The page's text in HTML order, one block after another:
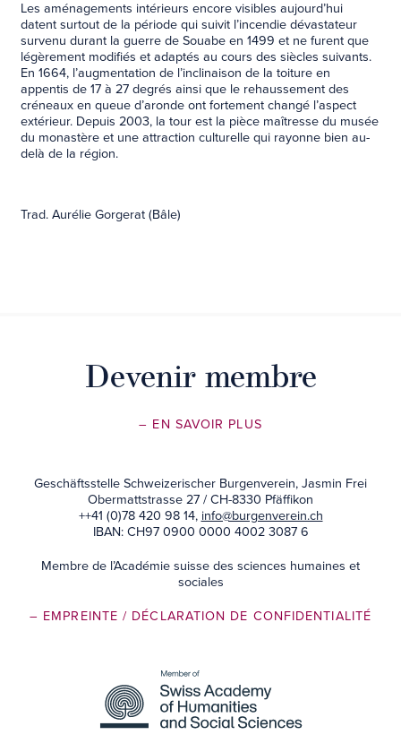
Les aménagements intérieurs encore visibles aujourd’hui
datent surtout de la période qui suivit l’incendie dévastateur
survenu durant la guerre de Souabe en 1499 et ne furent que
légèrement modifiés et adaptés au cours des siècles suivants.
En 1664, l’augmentation de l’inclinaison de la toiture en
appentis de 17 à 27 degrés ainsi que le rehaussement des
créneaux en queue d’aronde ont fortement changé l’aspect
extérieur. Depuis 2003, la tour est la pièce maîtresse du musée
du monastère et une attraction culturelle qui rayonne bien au-
delà de la région.
Trad. Aurélie Gorgerat (Bâle)
Devenir membre
– EN SAVOIR PLUS
Geschäftsstelle Schweizerischer Burgenverein, Jasmin Frei
Obermattstrasse 27 / CH-8330 Pfäffikon
++41 (0)78 420 98 14, info@burgenverein.ch
IBAN: CH97 0900 0000 4002 3087 6
Membre de l’Académie suisse des sciences humaines et
sociales
– EMPREINTE/ DÉCLARATION DE CONFIDENTIALITÉ